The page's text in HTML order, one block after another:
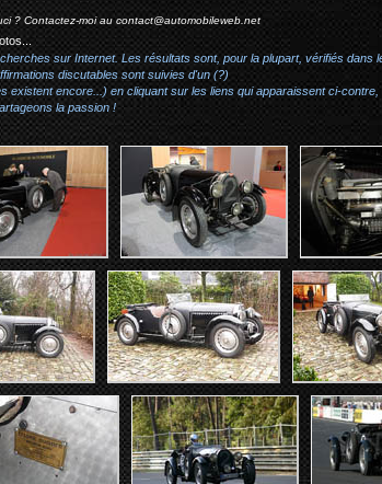
? Contactez-moi aucontact@automobileweb.net
sur Internet. Les résultats sont, pour la plupart, vérifiés dans
discutables sont suivies d'un (?)
existent encore...) en cliquant sur les liens qui apparaissent ci-contre,
la passion !